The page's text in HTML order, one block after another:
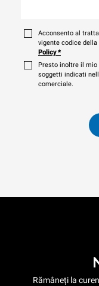
Acconsento al
vigente codice
Policy*
Presto inoltre il mio
soggetti indicati
comerciale.
Rămâneți la